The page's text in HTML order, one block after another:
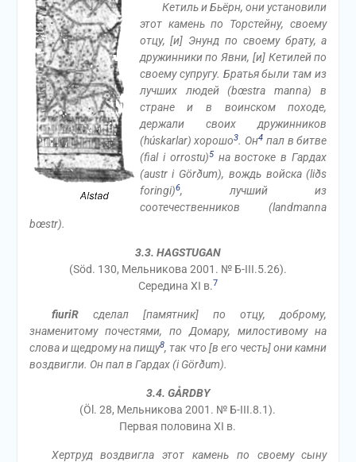
Кетиль и Бьёрн, они установили
этот камень по Торстейну, своему
отцу, [и] Энунд по своему брату, а
дружинники по Явни, [и] Кетилей по
своему супругу. Братья были там из
лучших людей (bœstra manna) в
стране и в воинском походе,
держали своих дружинников
(húskarlar) хорошо3. Он4 пал в битве
(fial i orrostu)5на востоке в Гардах
(austr i Görðum), вождь войска (liðs
foringi)6, лучший из
соотечественников (landmanna
bœstr).
3.3. HAGSTUGAN
(Söd. 130, Мельникова 2001. № Б-III.5.26).
Середина XI в.7
fiuriRсделал [памятник] по отцу, доброму,
знаменитому почестями, по Домару, милостивому на
слова и щедрому на пищу8, так что [в его честь] они камни
воздвигли. Он пал в Гардах (i Görðum).
3.4. GÅRDBY
(Öl. 28, Мельникова 2001. № Б-III.8.1).
Первая половина XI в.
Хертруд воздвигла этот камень по своему сыну